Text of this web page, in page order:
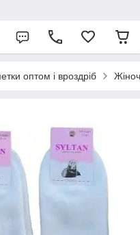
оптом і вроздріб